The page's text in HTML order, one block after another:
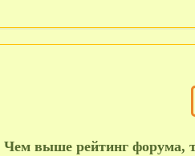
Чем выше рейтинг форума,